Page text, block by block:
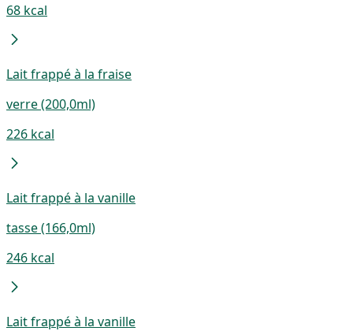
68 kcal
Lait frappé à la fraise
verre (200,0ml)
226 kcal
Lait frappé à la vanille
tasse (166,0ml)
246 kcal
Lait frappé à la vanille